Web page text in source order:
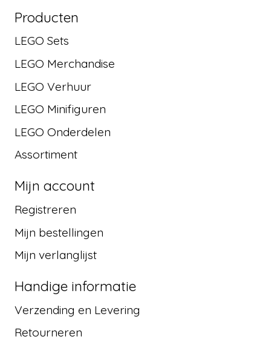
Producten
LEGO Sets
LEGO Merchandise
LEGO Verhuur
LEGO Minifiguren
LEGO Onderdelen
Assortiment
Mijn account
Registreren
Mijn bestellingen
Mijn verlanglijst
Handige informatie
Verzending en Levering
Retourneren